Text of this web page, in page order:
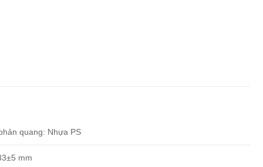
quang: Nhựa PS
mm